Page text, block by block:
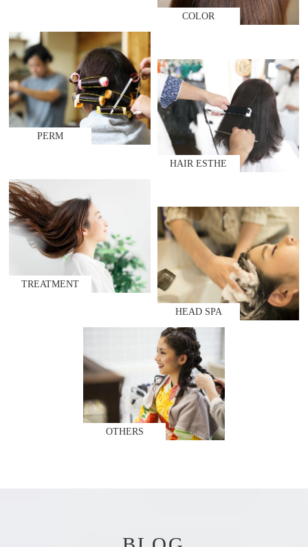
COLOR
PERM
HAIR ESTHE
TREATMENT
HEAD SPA
OTHERS